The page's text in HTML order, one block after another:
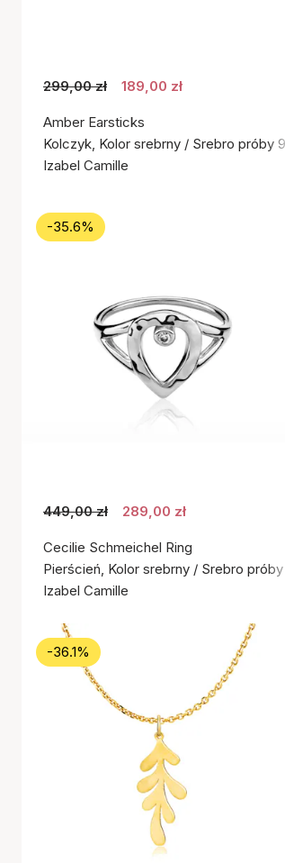
299,00 zł 189,00 zł
Amber Earsticks
Kolczyk, Kolor srebrny / Srebro próby
Izabel Camille
-35.6%
449,00 zł 289,00 zł
Cecilie Schmeichel Ring
Pierścień, Kolor srebrny / Srebro próby
Izabel Camille
-36.1%